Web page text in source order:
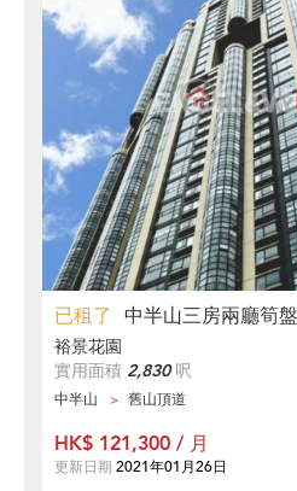
已租了 中半山三房兩廳筍
裕景花園
實用面積 2,830呎
中半山 舊山頂道
HK$ 121,300 / 月
更新日期 2021年01月26日